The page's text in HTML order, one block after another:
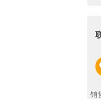
销